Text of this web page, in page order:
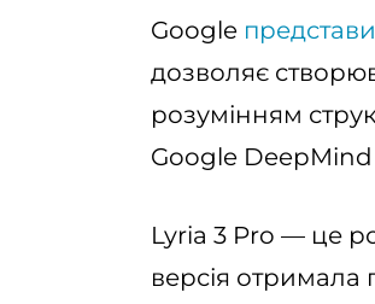
Google
дозволяє
розумінням
Google DeepMind
Lyria 3 Pro — це
версія отримала